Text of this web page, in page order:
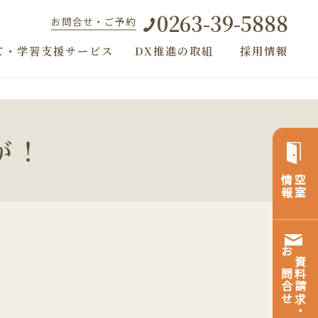
お問合せ・ご予約 0263-39-5888
・学習支援サービス DX推進の取組 採用情報
空室
情報
資料請求・
お問合せ